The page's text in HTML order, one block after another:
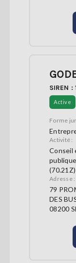
SIREN
Active
Forme
Activité :
Conseil
(70.21Z)
Adresse :
79
DES
08200